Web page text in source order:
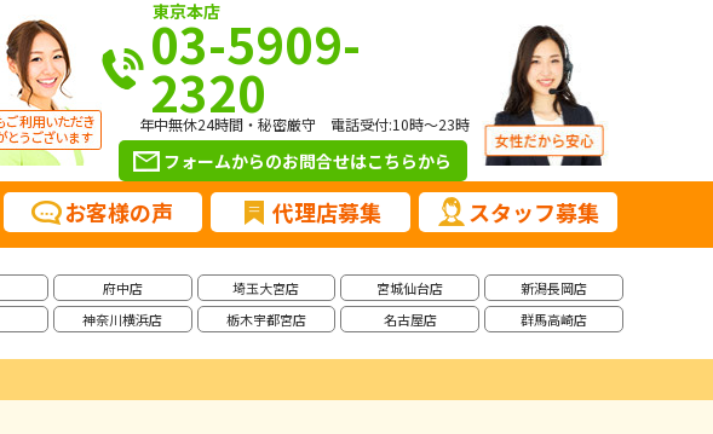
東京本店
03-5909-
2320
年中無休24時間・秘密厳守 電話受付:10時～23時
フォームからのお問合せはこちらから
お客様の声 代理店募集 スタッフ募集
府中店
神奈川横浜店
埼玉大宮店
栃木宇都宮店
宮城仙台店
名古屋店
新潟長岡店
群馬高崎店